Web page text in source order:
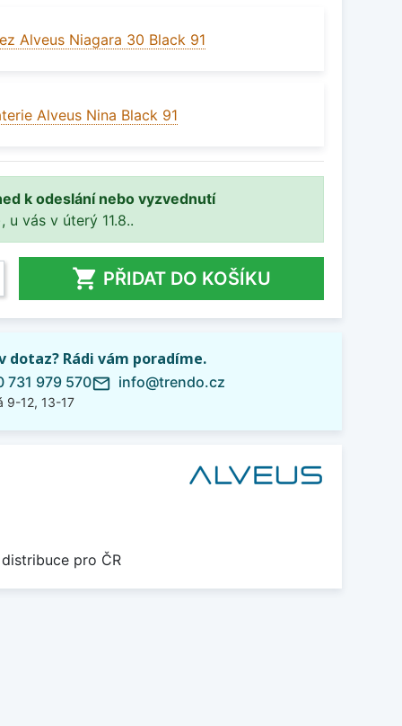
Alveus Niagara 30 Black 91
Alveus Nina Black 91
k odeslání nebo vyzvednutí
u vás v úterý 11.8..
 PŘIDAT DO KOŠÍKU
dotaz? Rádi vám poradíme.
731 979 570
9-12, 13-17
mail_outline info@trendo.cz
pro ČR